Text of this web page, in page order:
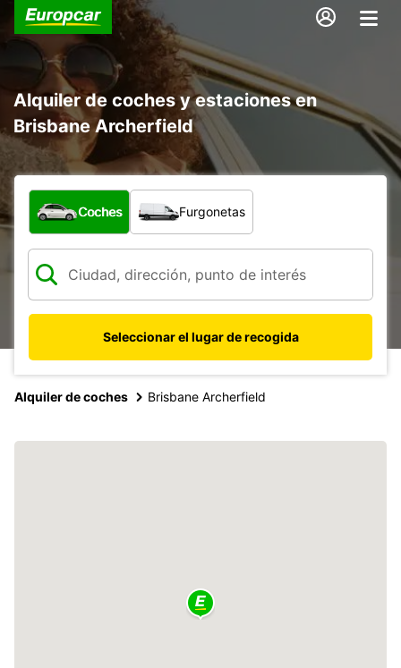
Alquiler de coches y estaciones en
Brisbane Archerfield
¿Qué tipo de vehículo?
Coches Furgonetas
Seleccionar el lugar de recogida
Alquiler de coches Brisbane Archerfield